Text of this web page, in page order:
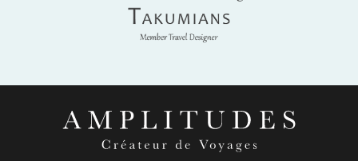
Takumians